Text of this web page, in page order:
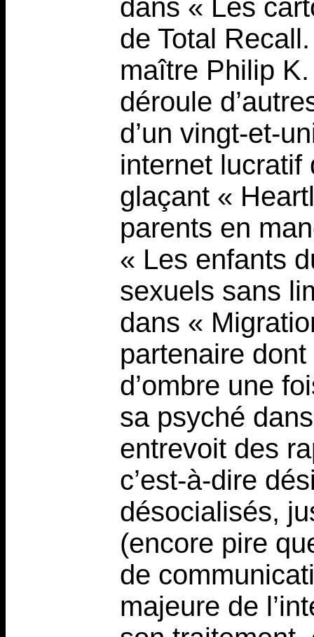
dans « Les
de Total
maître Philip
déroule
d’un vingt-et-
internet lucratif
glaçant «
parents en
« Les enfants
sexuels sans
dans «
partenaire
d’ombre une
sa psyché
entrevoit des
c’est-à-dire
désocialisés,
(encore pire
de
majeure de